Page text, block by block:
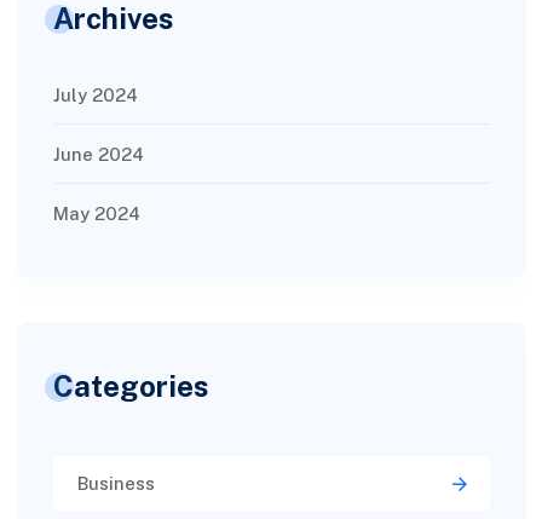
Archives
July 2024
June 2024
May 2024
Categories
Business